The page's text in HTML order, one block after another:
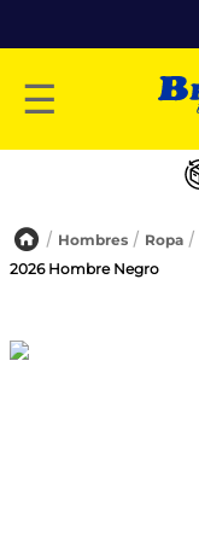
☰
Hombres Ropa
2026 Hombre Negro